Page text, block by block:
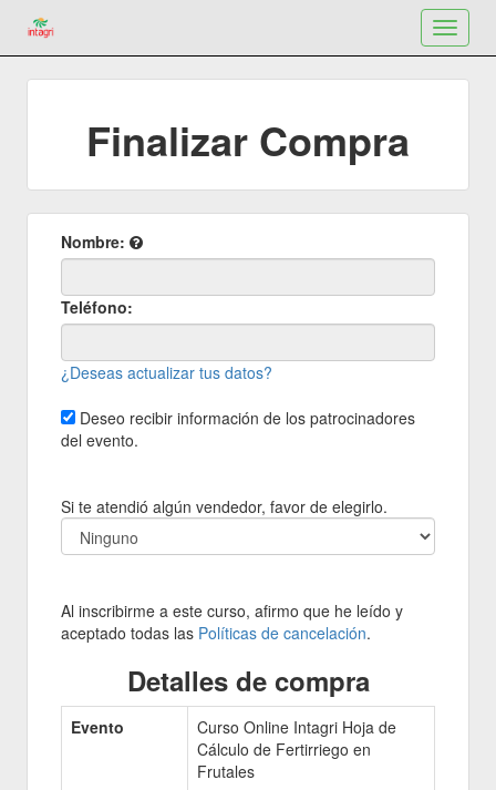
Toggle
Finalizar Compra
Nombre:
Teléfono:
¿Deseas actualizar tus datos?
Deseo recibir información de los patrocinadores
del evento.
Si te atendió algún vendedor, favor de elegirlo.
Al inscribirme a este curso, afirmo que he leído y
aceptado todas las Políticas de cancelación.
Detalles de compra
Evento
Curso Online Intagri Hoja de
Cálculo de Fertirriego en
Frutales